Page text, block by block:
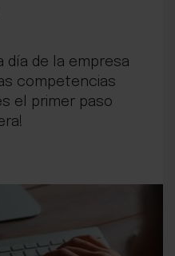
día de la empresa
competencias
el primer paso